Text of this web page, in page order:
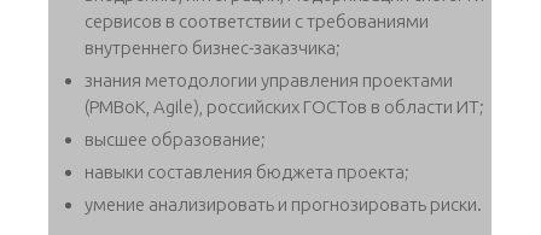
сервисов в соответствии с требованиями
внутреннего бизнес-заказчика;
знания методологии управления проектами
(PMBoK, Agile), российских ГОСТов в области ИТ;
высшее образование;
навыки составления бюджета проекта;
умение анализировать и прогнозировать риски.